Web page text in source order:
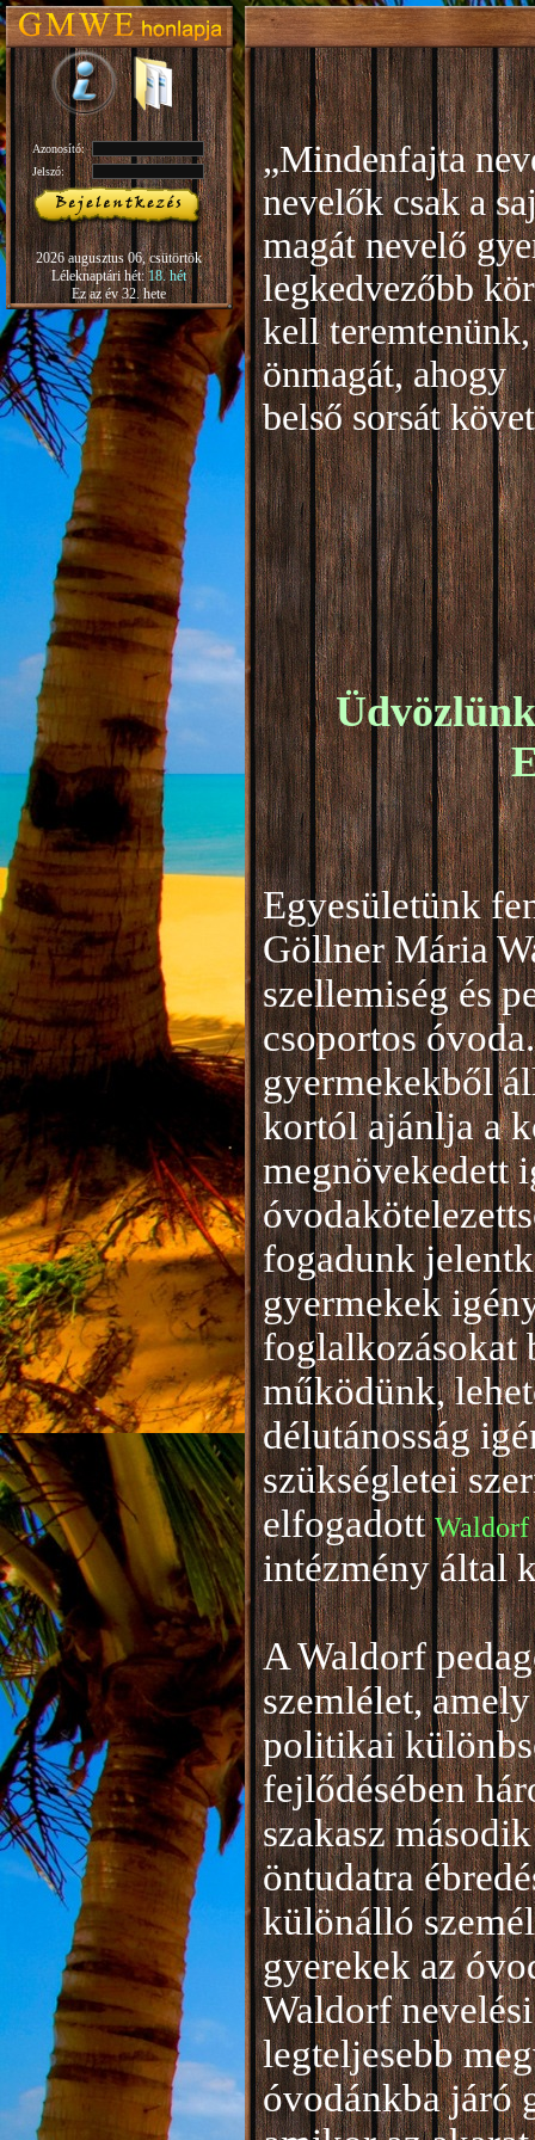
Azonosító:
Jelszó:
2026 augusztus 06, csütörtök
Léleknaptári hét:18. hét
Ez az év 32. hete
„Mindenfajta
nevelők csak a
magát nevelő
legkedvezőbb
kell
önmagát, ahogy
belső sorsát
Egyesületünk
Göllner Mária
szellemiség és
csoportos
gyermekekből
kortól ajánlja a
megnövekedett
fogadunk
gyermekek
foglalkozásokat
működünk,
délutánosság
szükségletei
elfogadott Waldorf
intézmény által
A Waldorf
szemlélet,
politikai
fejlődésében
szakasz
öntudatra
különálló
gyerekek az
Waldorf
legteljesebb
óvodánkba járó